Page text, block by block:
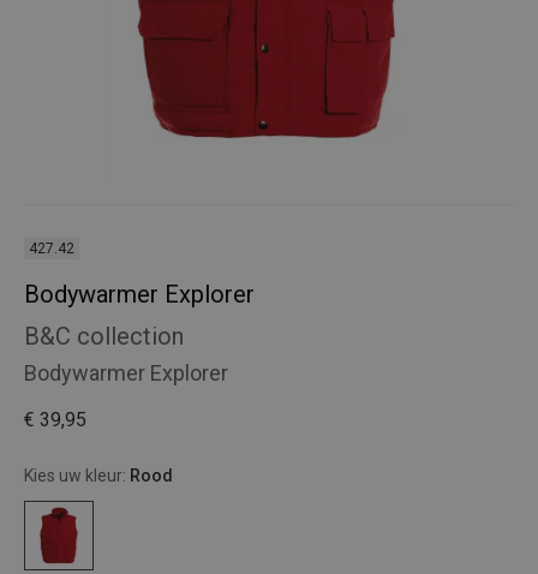
427.42
Bodywarmer Explorer
B&C collection
Bodywarmer Explorer
€ 39,95
Kies uw kleur: Rood